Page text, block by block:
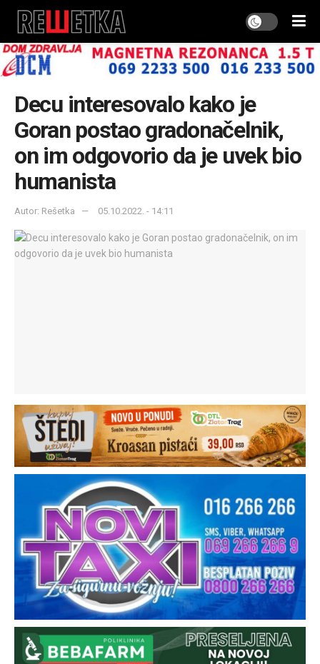
Decu interesovalo kako je
Goran postao gradonačelnik,
on im odgovorio da je uvek bio
humanista
Autor: Rešetka 05.10.2022. - 14:11